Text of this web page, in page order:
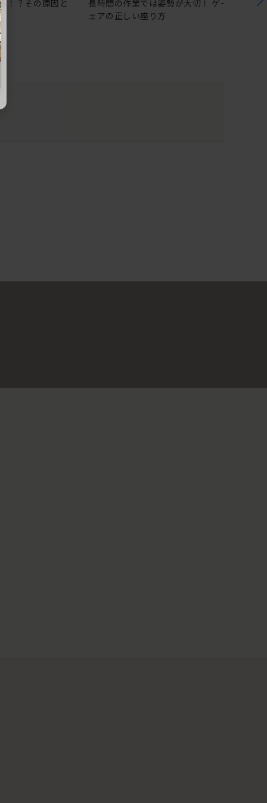
！？その原因と
長時間の作業では姿勢が大切！ ゲーミングチ
ェアの正しい座り方